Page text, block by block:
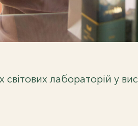
світових лабораторій у